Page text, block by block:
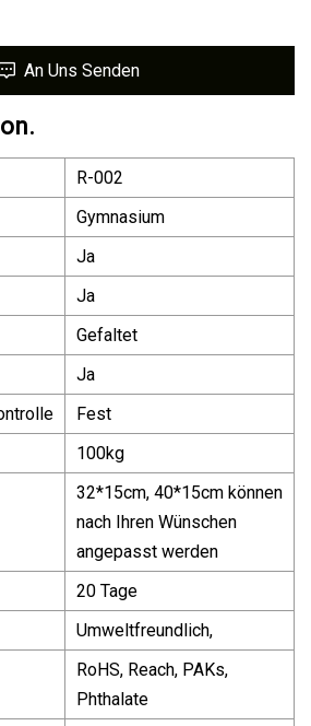
An Uns Senden
R-002
Gymnasium
Ja
Ja
Gefaltet
Ja
Fest
100kg
32*15cm, 40*15cm können
nach Ihren Wünschen
angepasst werden
20 Tage
Umweltfreundlich,
RoHS, Reach, PAKs,
Phthalate